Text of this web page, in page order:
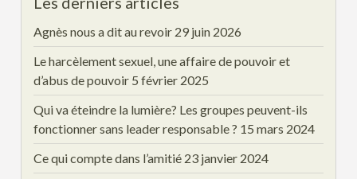
Agnès nous a dit au revoir 29 juin 2026
Le harcèlement sexuel, une affaire de pouvoir et
d’abus de pouvoir 5 février 2025
Qui va éteindre la lumière? Les groupes peuvent-ils
fonctionner sans leader responsable ? 15 mars 2024
Ce qui compte dans l’amitié 23 janvier 2024